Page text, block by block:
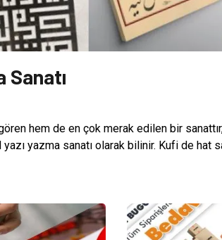
Sanatı
hem de en çok merak edilen bir
yazma sanatı olarak bilinir. Kufi de hat